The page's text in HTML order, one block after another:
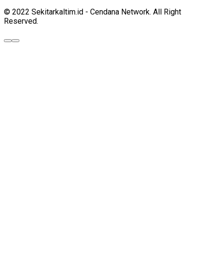
© 2022 Sekitarkaltim.id - Cendana Network. All Right
Reserved.